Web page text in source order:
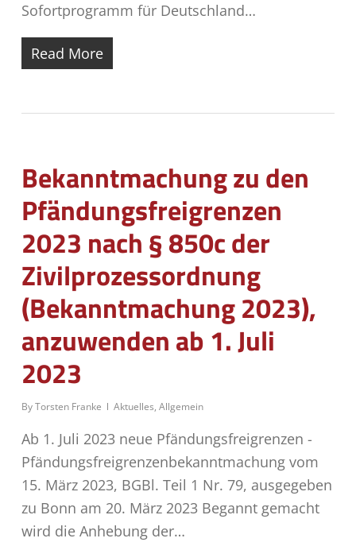
Sofortprogramm für Deutschland…
Read More
Bekanntmachung zu den
Pfändungsfreigrenzen
2023 nach § 850c der
Zivilprozessordnung
(Bekanntmachung 2023),
anzuwenden ab 1. Juli
2023
ByTorsten Franke Aktuelles, Allgemein
Ab 1. Juli 2023 neue Pfändungsfreigrenzen -
Pfändungsfreigrenzenbekanntmachung vom
15. März 2023, BGBl. Teil 1 Nr. 79, ausgegeben
zu Bonn am 20. März 2023 Begannt gemacht
wird die Anhebung der…